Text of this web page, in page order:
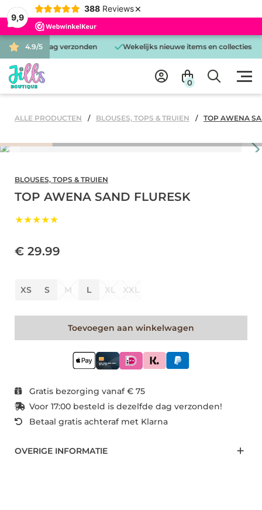
9,9
388 Reviews ×
4.9/5
dezelfde dag verzonden Wekelijks nieuwe items en collecties
0
ALLE PRODUCTEN BLOUSES, TOPS & TRUIEN TOP AWENA
BLOUSES, TOPS & TRUIEN
TOP AWENA SAND FLURESK
★★★★★
€ 29.99
XS S M L XL XXL
Toevoegen aan winkelwagen
Gratis bezorging vanaf € 75
Voor 17:00 besteld is dezelfde dag verzonden!
Betaal gratis achteraf met Klarna
OVERIGE INFORMATIE